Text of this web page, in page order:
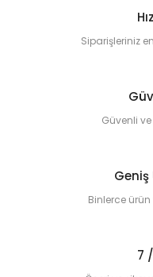
Siparişleriniz
Güvenli
Geniş
Binlerce
7